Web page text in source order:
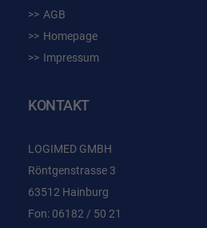
AGB
Homepage
Impressum
KONTAKT
LOGIMED GMBH
Röntgenstrasse 3
63512 Hainburg
Fon: 06182 / 50 21